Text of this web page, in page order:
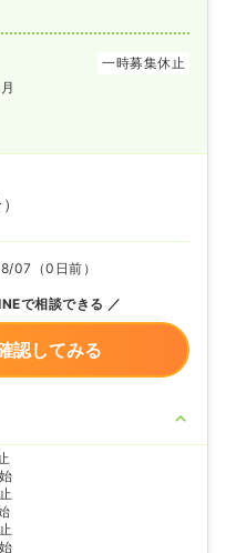
一時募集休止
07（0日前）
で相談できる
認してみる